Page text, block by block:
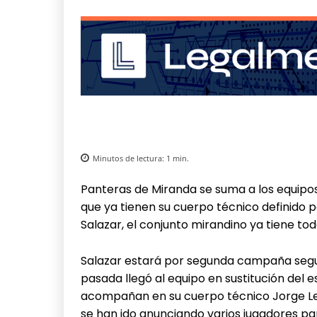
Minutos de lectura: 1 min.
Panteras de Miranda se suma a los
que ya tienen su cuerpo técnico definido
Salazar, el conjunto mirandino ya tiene
Salazar estará por segunda campaña
pasada llegó al equipo en sustitución del
acompañan en su cuerpo técnico Jorge